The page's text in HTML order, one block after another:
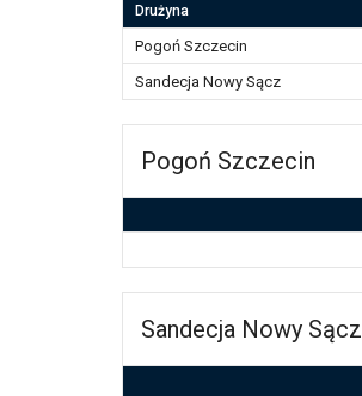
Drużyna
Pogoń Szczecin
Sandecja Nowy Sącz
Pogoń Szczecin
Sandecja Nowy Sącz